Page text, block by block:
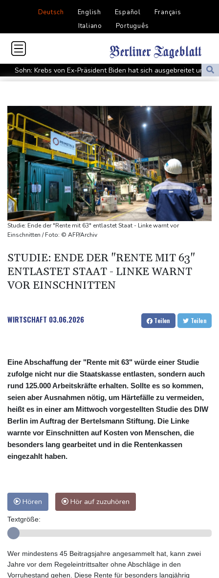
Deutsch English Español
Français
Italiano
Português
Sohn: Krebs von Ex-Präsident Biden hat sich ausgebreitet und
Metastasen gebildet
Hormus
Trauerflor und Schweigeminute: Inter Miami trauert mit Messi
WTA: Sabalenka scheitert überraschend in Toronto
Zwei Bombenanschläge in Kolumbien an erstem Tag im Amt des
neuen Präsidenten Espriella
Busemann: Kein EM-Titel für Neugebauer wäre "eine
Enttäuschung"
Becker: Wer mehr will als Klassenerhalt hat "Fehler im Kopf"
Sohn: Krebs von Ex-Präsident Joe Biden hat sich ausgebreitet
und Metastasen gebildet
Vorgaben des Bundes geknüpft
FIFA stärkt Infantino - und holt zum Rundumschlag aus
Studie: Ende der "Rente mit 63" entlastet Staat - Linke warnt vor
Einschnitten / Foto: © AFP/Archiv
STUDIE: ENDE DER "RENTE MIT 63"
ENTLASTET STAAT - LINKE WARNT
VOR EINSCHNITTEN
WIRTSCHAFT 03.06.2026 Teilen Teilen
Eine Abschaffung der "Rente mit 63" würde einer Studie
zufolge nicht nur die Staatskasse entlasten, sondern auch
rund 125.000 Arbeitskräfte erhalten. Sollte es so kommen,
seien aber Ausnahmen nötig, um Härtefälle zu vermeiden,
heißt es in einer am Mittwoch vorgestellten Studie des DIW
Berlin im Auftrag der Bertelsmann Stiftung. Die Linke
warnte vor Einschnitten auf Kosten von Menschen, die
besonders lang gearbeitet und in die Rentenkassen
eingezahlt haben.
Hören Hör auf zuzuhören
Textgröße:
Wer mindestens 45 Beitragsjahre angesammelt hat, kann zwei
Jahre vor dem Regeleintrittsalter ohne Abschläge in den
Vorruhestand gehen. Diese Rente für besonders langjährig